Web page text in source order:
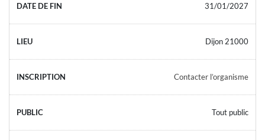
31/01/2027
Dijon 21000
Contacter l’organisme
Tout public